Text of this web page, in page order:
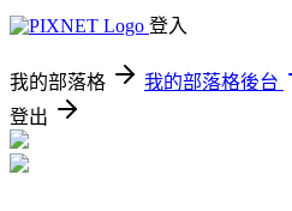
登入
我的部落格 我的部落格後台
登出